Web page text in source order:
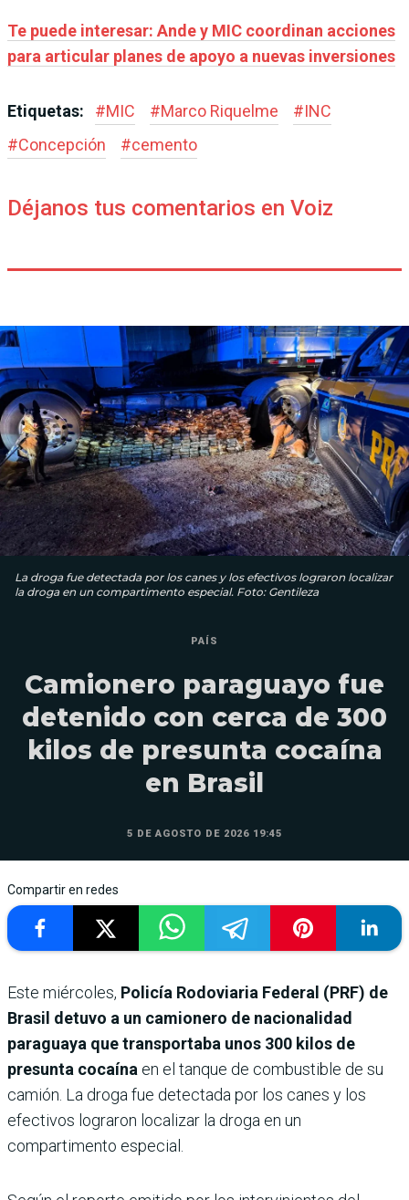
Te puede interesar: Ande y MIC coordinan acciones
para articular planes de apoyo a nuevas inversiones
Etiquetas: #MIC #Marco Riquelme #INC
#Concepción #cemento
Déjanos tus comentarios en Voiz
La droga fue detectada por los canes y los efectivos lograron localizar
la droga en un compartimento especial. Foto: Gentileza
PAÍS
Camionero paraguayo fue
detenido con cerca de 300
kilos de presunta cocaína
en Brasil
5 DE AGOSTO DE 2026 19:45
Compartir en redes
Este miércoles, Policía Rodoviaria Federal (PRF) de
Brasil detuvo a un camionero de nacionalidad
paraguaya que transportaba unos 300 kilos de
presunta cocaína en el tanque de combustible de su
camión. La droga fue detectada por los canes y los
efectivos lograron localizar la droga en un
compartimento especial.